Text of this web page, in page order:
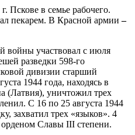
Пскове в семье рабочего.
пекарем. В Красной армии–
войны участвовал с июля
разведки 598-го
дивизии старший
1944 года, находясь в
(Латвия), уничтожил трех
С 16 по 25 августа 1944
захватил трех «языков». 4
орденом Славы III степени.